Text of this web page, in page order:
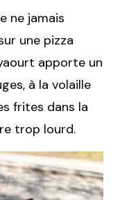
ne jamais
une pizza
apporte un
à la volaille
frites dans la
trop lourd.